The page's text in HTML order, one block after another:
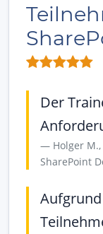
Der
Holger
SharePoint